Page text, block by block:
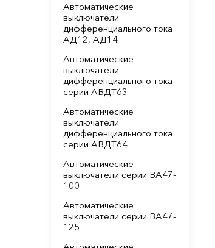
Автоматические
выключатели
дифференциального тока
АД12, АД14
Автоматические
выключатели
дифференциального тока
серии АВДТ63
Автоматические
выключатели
дифференциального тока
серии АВДТ64
Автоматические
выключатели серии ВА47-
100
Автоматические
выключатели серии ВА47-
125